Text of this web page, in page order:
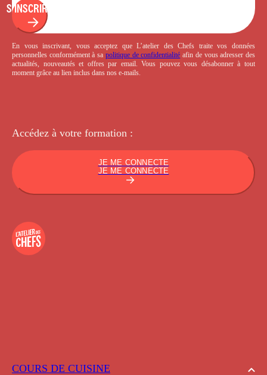
COURS DE CUISINE
S'INSCRIRE
En vous inscrivant, vous acceptez que L’atelier des Chefs traite vos données
personnelles conformément à sa politique de confidentialité afin de vous adresser des
actualités, nouveautés et offres par email. Vous pouvez vous désabonner à tout
moment grâce au lien inclus dans nos e-mails.
Accédez à votre formation :
JE ME CONNECTE
JE ME CONNECTE